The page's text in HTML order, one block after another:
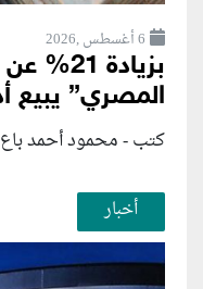
6 أغسطس ,2026
بزيادة
المصري” يبيع
كتب - محمود أحمد باع
أخبار